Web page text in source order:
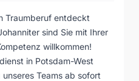
Traumberuf entdeckt
sind Sie mit Ihrer
willkommen!
in Potsdam-West
Teams ab sofort